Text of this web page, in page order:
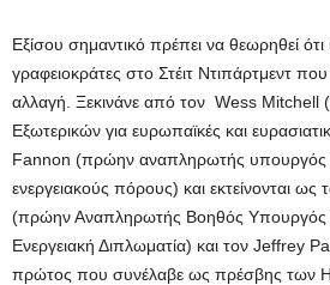
Εξίσου σημαντικό πρέπει να θεωρηθεί
γραφειοκράτες στο Στέιτ Ντιπάρτμεντ
αλλαγή. Ξεκινάνε από τον Wess
Εξωτερικών για ευρωπαϊκές και
Fannon (πρώην αναπληρωτής υπουργός
ενεργειακούς πόρους) και εκτείνονται
(πρώην Αναπληρωτής Βοηθός Υπουργός
Ενεργειακή Διπλωματία) και τον Jeffrey
πρώτος που συνέλαβε ως πρέσβης των